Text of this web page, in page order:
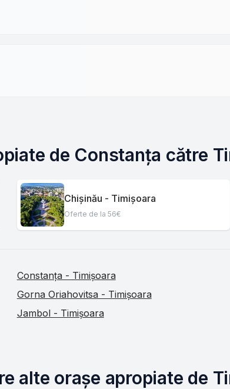
de Constanța către
Chișinău - Timișoara
Oferte de la 56€
Constanța - Timișoara
Gorna Oriahovitsa - Timișoara
Jambol - Timișoara
alte orașe apropiate de